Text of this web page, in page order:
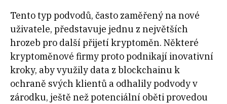
Tento typ podvodů, často zaměřený na nové
uživatele, představuje jednu z největších
hrozeb pro další přijetí kryptoměn. Některé
kryptoměnové firmy proto podnikají inovativní
kroky, aby využily data z blockchainu k
ochraně svých klientů a odhalily podvody v
zárodku, ještě než potenciální oběti provedou